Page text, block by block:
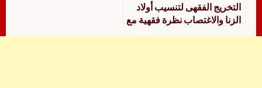
التخريج الفقهى لتنسيب أولاد
الزنا والاغتصاب نظرة فقهية مع